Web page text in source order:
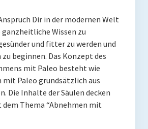
Dir in der modernen Welt
Wissen zu
und fitter zu werden und
zu beginnen. Das Konzept des
mit Paleo besteht wie
mit Paleo grundsätzlich aus
Die Inhalte der Säulen decken
Thema “Abnehmen mit